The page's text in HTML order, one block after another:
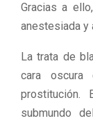
Gracias a
anestesiada y
La trata de
cara oscura
prostitución.
submundo